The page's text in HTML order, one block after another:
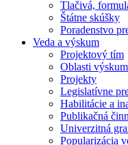
Tlačivá,
Štátne skúšky
Poradenstvo
Veda a výskum
Projektový tím
Oblasti
Projekty
Legislatívne
Habilitácie a
Publikačná
Univerzitná
Popularizácia